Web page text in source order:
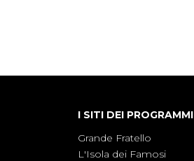
I SITI DEI PROGRAMMI
Grande Fratello
L'Isola dei Famosi